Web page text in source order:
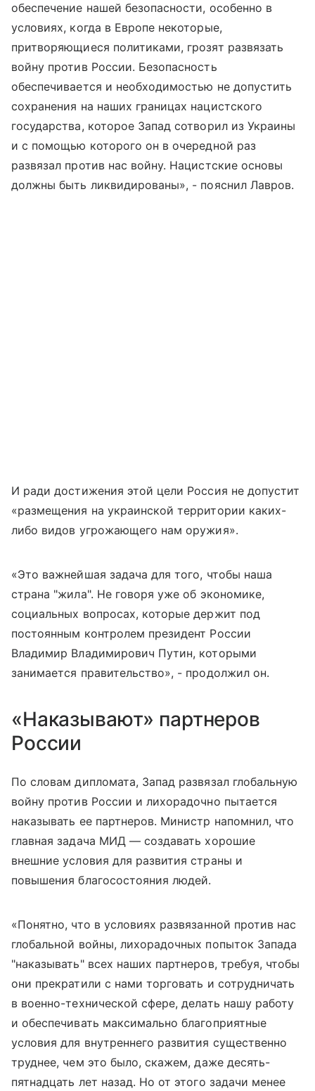
обеспечение нашей безопасности, особенно в
условиях, когда в Европе некоторые,
притворяющиеся политиками, грозят развязать
войну против России. Безопасность
обеспечивается и необходимостью не допустить
сохранения на наших границах нацистского
государства, которое Запад сотворил из Украины
и с помощью которого он в очередной раз
развязал против нас войну. Нацистские основы
должны быть ликвидированы», - пояснил Лавров.
И ради достижения этой цели Россия не допустит
«размещения на украинской территории каких-
либо видов угрожающего нам оружия».
«Это важнейшая задача для того, чтобы наша
страна "жила". Не говоря уже об экономике,
социальных вопросах, которые держит под
постоянным контролем президент России
Владимир Владимирович Путин, которыми
занимается правительство», - продолжил он.
«Наказывают» партнеров
России
По словам дипломата, Запад развязал глобальную
войну против России и лихорадочно пытается
наказывать ее партнеров. Министр напомнил, что
главная задача МИД — создавать хорошие
внешние условия для развития страны и
повышения благосостояния людей.
«Понятно, что в условиях развязанной против нас
глобальной войны, лихорадочных попыток Запада
"наказывать" всех наших партнеров, требуя, чтобы
они прекратили с нами торговать и сотрудничать
в военно-технической сфере, делать нашу работу
и обеспечивать максимально благоприятные
условия для внутреннего развития существенно
труднее, чем это было, скажем, даже десять-
пятнадцать лет назад. Но от этого задачи менее